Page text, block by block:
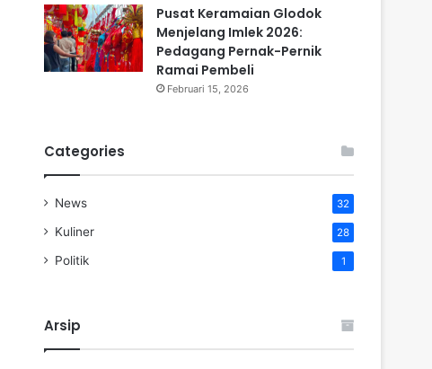
Pusat Keramaian Glodok
Menjelang Imlek 2026:
Pedagang Pernak-Pernik
Ramai Pembeli
Februari 15, 2026
Categories
News 32
Kuliner 28
Politik 1
Arsip